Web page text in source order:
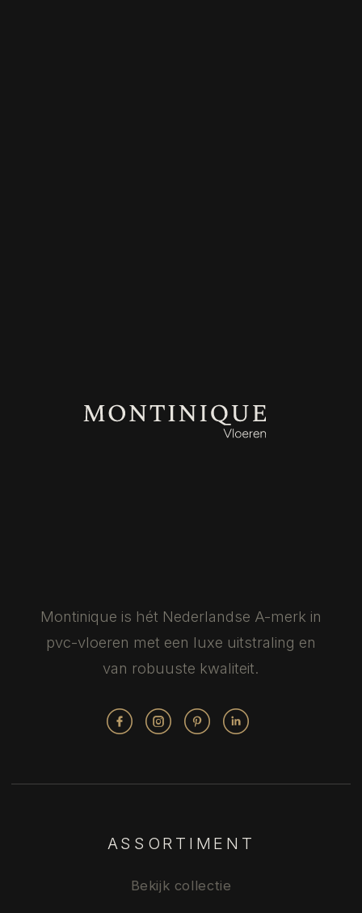
Montinique is hét Nederlandse A-merk in
pvc-vloeren met een luxe uitstraling en
van robuuste kwaliteit.
ASSORTIMENT
Bekijk collectie